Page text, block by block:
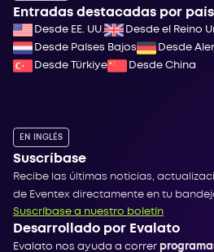
Entradas destacadas por país
Desde EE. UU.
Desde el Reino
Desde Países Bajos
Desde
Desde Türkiye
Desde China
EN INGLÉS
Suscríbase
Recibe las últimas noticias,
de Eventex directamente en tu
Suscríbase a nuestro boletín
Desarrollado por Evalato
Evalato nos ayuda a correr